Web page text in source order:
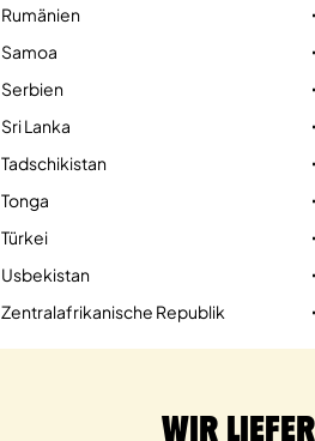
Rumänien
Samoa
Serbien
Sri Lanka
Tadschikistan
Tonga
Türkei
Usbekistan
Zentralafrikanische Republik
Wir